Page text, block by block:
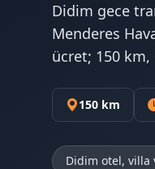
Didim gece
Menderes
ücret; 150 km,
150 km
Didim otel, villa